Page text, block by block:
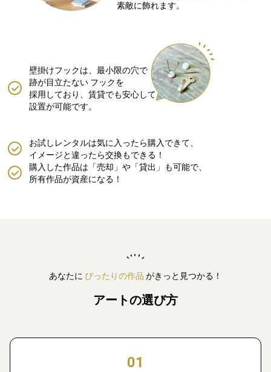
素敵に飾れます。
壁掛けフックは、最小限の穴で
跡が目立たない フックを
採用しており、賃貸でも安心して
設置が可能です。
購入した作品は「売却」や「貸出」も可能で、
所有作品が資産になる！
お試しレンタルは気に入ったら購入できて、
イメージと違ったら交換もできる！
あなたに ぴったりの作品 がきっと見つかる！
アートの選び方
01